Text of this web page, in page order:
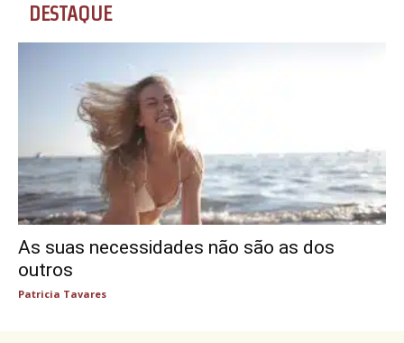
DESTAQUE
As suas necessidades não são as dos
outros
Patricia Tavares